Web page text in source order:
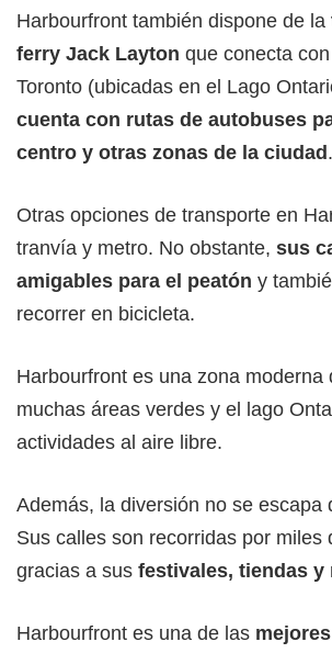
Harbourfront también dispone de la
ferry Jack Layton que conecta
Toronto (ubicadas en el Lago
cuenta con rutas de autobuses
centro y otras zonas de la ciudad.
Otras opciones de transporte en
tranvía y metro. No obstante, sus
amigables para el peatón y
recorrer en bicicleta.
Harbourfront es una zona moderna
muchas áreas verdes y el lago
actividades al aire libre.
Además, la diversión no se escapa
Sus calles son recorridas por miles
gracias a sus festivales, tiendas y
Harbourfront es una de las